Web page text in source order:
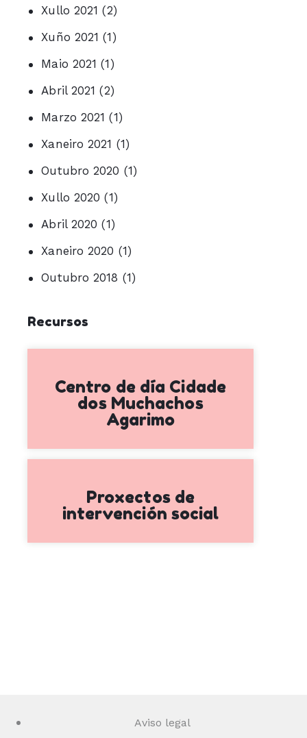
Xullo 2021 (2)
Xuño 2021 (1)
Maio 2021 (1)
Abril 2021 (2)
Marzo 2021 (1)
Xaneiro 2021 (1)
Outubro 2020 (1)
Xullo 2020 (1)
Abril 2020 (1)
Xaneiro 2020 (1)
Outubro 2018 (1)
Recursos
Centro de día Cidade
dos Muchachos
Agarimo
Proxectos de
intervención social
Aviso legal